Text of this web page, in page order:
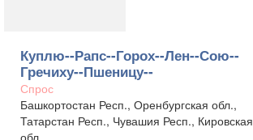
Куплю--Рапс--Горох--Лен--Сою--
Гречиху--Пшеницу--
Спрос
Башкортостан Респ., Оренбургская обл.,
Татарстан Респ., Чувашия Респ., Кировская
обл.